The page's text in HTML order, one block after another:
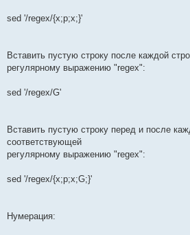
sed '/regex/{x;p;x;}'
Вставить пустую строку после каждой
регулярному выражению "regex":
sed '/regex/G'
Вставить пустую строку перед и после
соответствующей
регулярному выражению "regex":
sed '/regex/{x;p;x;G;}'
Нумерация: